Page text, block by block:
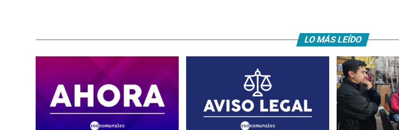
LO MÁS LEÍDO